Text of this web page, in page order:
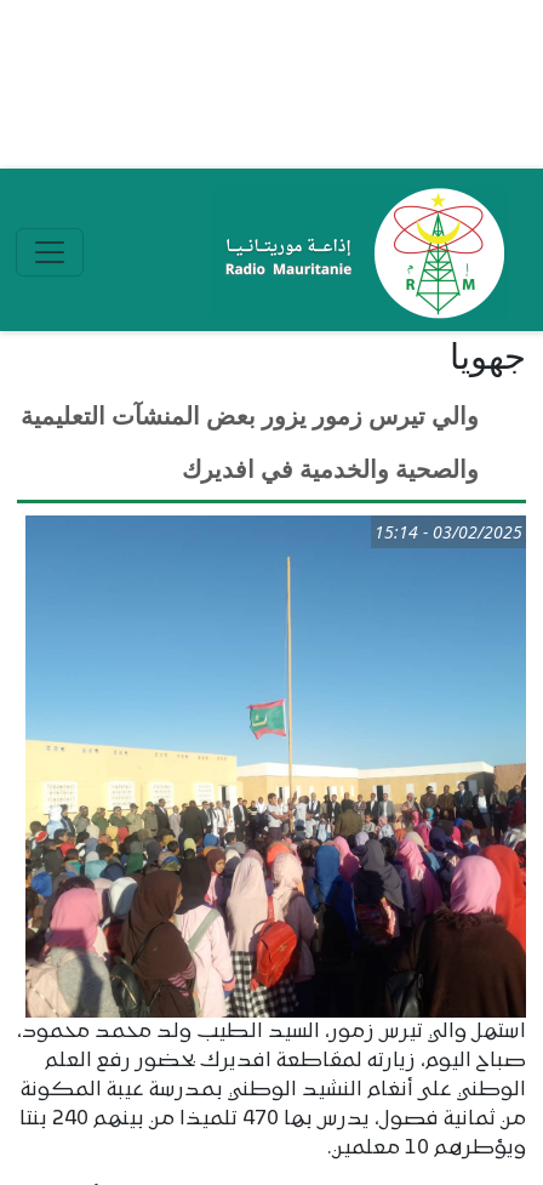
جهويا
والي تيرس زمور يزور بعض المنشآت التعليمية
والصحية والخدمية في افديرك
03/02/2025 - 15:14
استهل والي تيرس زمور، السيد الطيب ولد محمد محمود،
صباح اليوم، زيارته لمقاطعة افديرك بحضور رفع العلم
الوطني على أنغام النشيد الوطني بمدرسة عيبة المكونة
من ثمانية فصول، يدرس بها 470 تلميذا من بينهم 240 بنتا
ويؤطرهم 10 معلمين.